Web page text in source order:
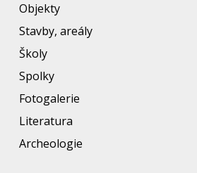
Objekty
Stavby, areály
Školy
Spolky
Fotogalerie
Literatura
Archeologie